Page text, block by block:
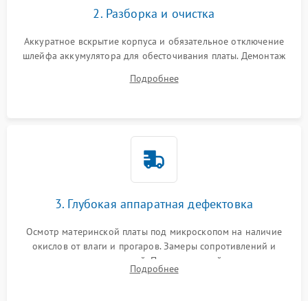
2. Разборка и очистка
Аккуратное вскрытие корпуса и обязательное отключение
шлейфа аккумулятора для обесточивания платы. Демонтаж
высохшей термопасты с кристаллов чипов.
Подробнее
3. Глубокая аппаратная дефектовка
Осмотр материнской платы под микроскопом на наличие
окислов от влаги и прогаров. Замеры сопротивлений и
дежурных напряжений. Проверка цепей питания,
мультиконтроллера, процессора и видеочипа.
Подробнее